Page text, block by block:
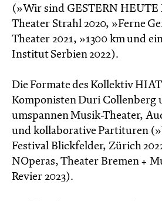
(»Wir sind GESTERN HEUTE
Theater Strahl 2020, »Ferne
Theater 2021, »1300 km und
Institut Serbien 2022).
Die Formate des Kollektiv
Komponisten Duri Collenberg
umspannen Musik-Theater,
und kollaborative Partituren
Festival Blickfelder, Zürich
NOperas, Theater Bremen +
Revier 2023).